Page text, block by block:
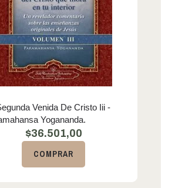
Venida De Cristo Iii -
Yogananda.
$36.501,00
COMPRAR